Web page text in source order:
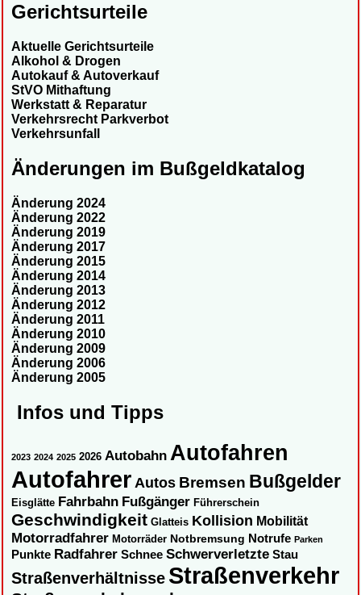
Gerichtsurteile
Aktuelle Gerichtsurteile
Alkohol & Drogen
Autokauf & Autoverkauf
StVO Mithaftung
Werkstatt & Reparatur
Verkehrsrecht Parkverbot
Verkehrsunfall
Änderungen im Bußgeldkatalog
Änderung 2024
Änderung 2022
Änderung 2019
Änderung 2017
Änderung 2015
Änderung 2014
Änderung 2013
Änderung 2012
Änderung 2011
Änderung 2010
Änderung 2009
Änderung 2006
Änderung 2005
Infos und Tipps
2023 2024 2025 2026 Autobahn Autofahren
Autofahrer Autos Bremsen Bußgelder
Eisglätte Fahrbahn Fußgänger Führerschein
Geschwindigkeit Glatteis Kollision Mobilität
Motorradfahrer Motorräder Notbremsung Notrufe Parken
Punkte Radfahrer Schnee Schwerverletzte Stau
Straßenverhältnisse Straßenverkehr